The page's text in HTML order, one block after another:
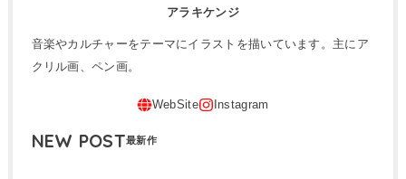
アラキケンジ
音楽やカルチャーをテーマにイラストを描いています。主にア
クリル画、ペン画。
NEW POST